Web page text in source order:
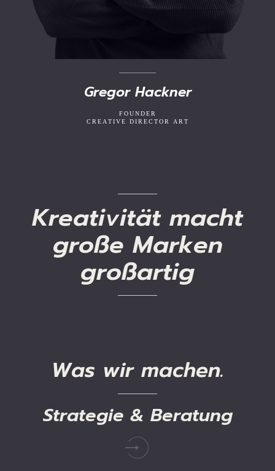
Gregor Hackner
FOUNDER
CREATIVE DIRECTOR ART
Kreativität macht
große Marken
großartig
Was wir machen.
Strategie & Beratung